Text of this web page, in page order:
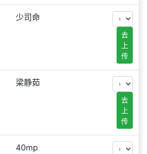
少司命
去
上
传
梁静茹
去
上
传
40mp